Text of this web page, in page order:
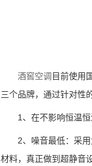
酒窖空调 目前使用
三个品牌，通过针对性
1、在不影响恒温恒
2、噪音最低：采用
材料，真正做到超静音